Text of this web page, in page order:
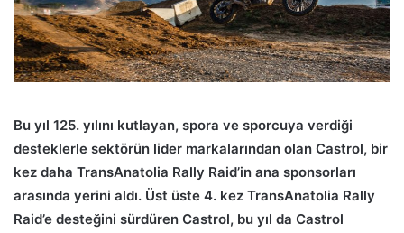
Bu yıl 125. yılını kutlayan, spora ve sporcuya verdiği
desteklerle sektörün lider markalarından olan Castrol, bir
kez daha TransAnatolia Rally Raid’in ana sponsorları
arasında yerini aldı. Üst üste 4. kez TransAnatolia Rally
Raid’e desteğini sürdüren Castrol, bu yıl da Castrol